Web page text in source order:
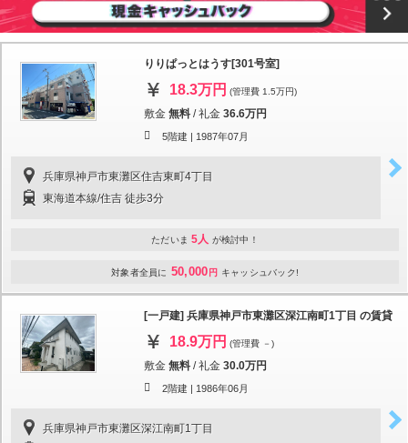
りりぱっとはうす[301号室]
18.3万円 (管理費 1.5万円)
敷金 無料 /礼金 36.6万円
5階建 | 1987年07月
兵庫県神戸市東灘区住吉東町4丁目
東海道本線/住吉 徒歩3分
ただいま 5人 が検討中！
対象者全員に 50,000 円 キャッシュバック!
[一戸建] 兵庫県神戸市東灘区深江南町1丁目 の賃貸
18.9万円 (管理費 －)
敷金 無料 /礼金 30.0万円
2階建 | 1986年06月
兵庫県神戸市東灘区深江南町1丁目